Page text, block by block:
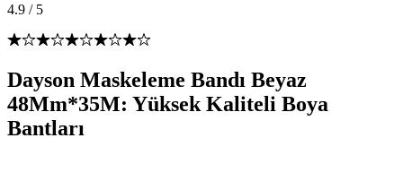
4.9 / 5
Dayson Maskeleme Bandı Beyaz
48Mm*35M: Yüksek Kaliteli Boya
Bantları